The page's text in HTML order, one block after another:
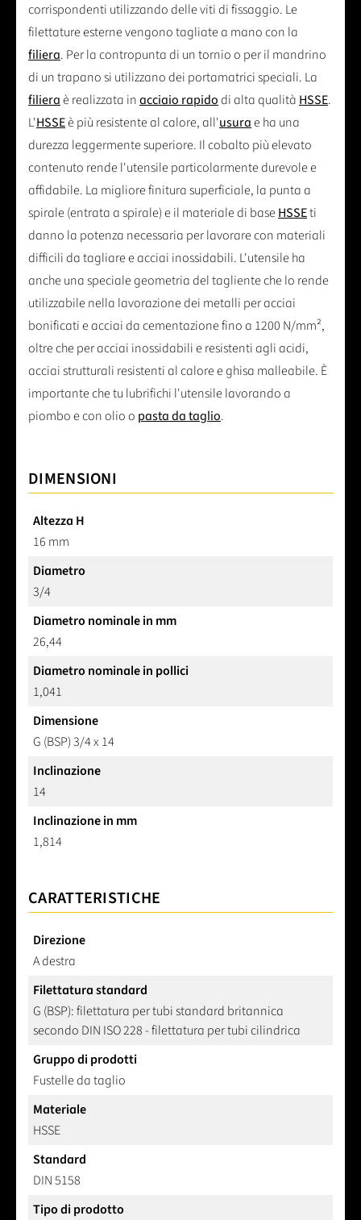
corrispondenti utilizzando delle viti di fissaggio. Le
filettature esterne vengono tagliate a mano con la
filiera. Per la contropunta di un tornio o per il mandrino
di un trapano si utilizzano dei portamatrici speciali. La
filieraè realizzata inacciaio rapidodi alta qualità HSSE.
L'HSSEè più resistente al calore, all'usurae ha una
durezza leggermente superiore. Il cobalto più elevato
contenuto rende l'utensile particolarmente durevole e
affidabile. La migliore finitura superficiale, la punta a
spirale (entrata a spirale) e il materiale di baseHSSEti
danno la potenza necessaria per lavorare con materiali
difficili da tagliare e acciai inossidabili. L'utensile ha
anche una speciale geometria del tagliente che lo rende
utilizzabile nella lavorazione dei metalli per acciai
bonificati e acciai da cementazione fino a 1200 N/mm²,
oltre che per acciai inossidabili e resistenti agli acidi,
acciai strutturali resistenti al calore e ghisa malleabile. È
importante che tu lubrifichi l'utensile lavorando a
piombo e con olio o pasta da taglio.
DIMENSIONI
Altezza H
16 mm
Diametro
3/4
Diametro nominale in mm
26,44
Diametro nominale in pollici
1,041
Dimensione
G (BSP) 3/4 x 14
Inclinazione
14
Inclinazione in mm
1,814
CARATTERISTICHE
Direzione
A destra
Filettatura standard
G (BSP): filettatura per tubi standard britannica
secondo DIN ISO 228 - filettatura per tubi cilindrica
Gruppo di prodotti
Fustelle da taglio
Materiale
HSSE
Standard
DIN 5158
Tipo di prodotto